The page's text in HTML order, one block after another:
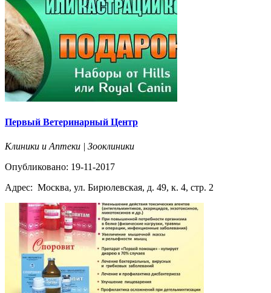
Первый Ветеринарный Центр
Клиники и Аптеки | Зооклиники
Опубликовано: 19-11-2017
Адрес: Москва, ул. Бирюлевская, д. 49, к. 4, стр. 2